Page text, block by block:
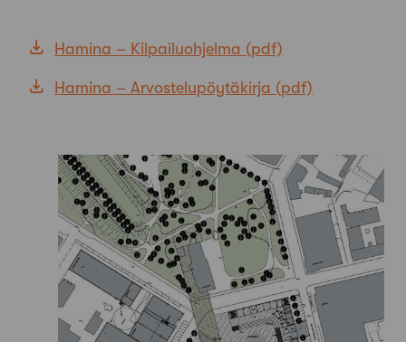
Hamina – Kilpailuohjelma
Hamina – Arvostelupöytäkirja